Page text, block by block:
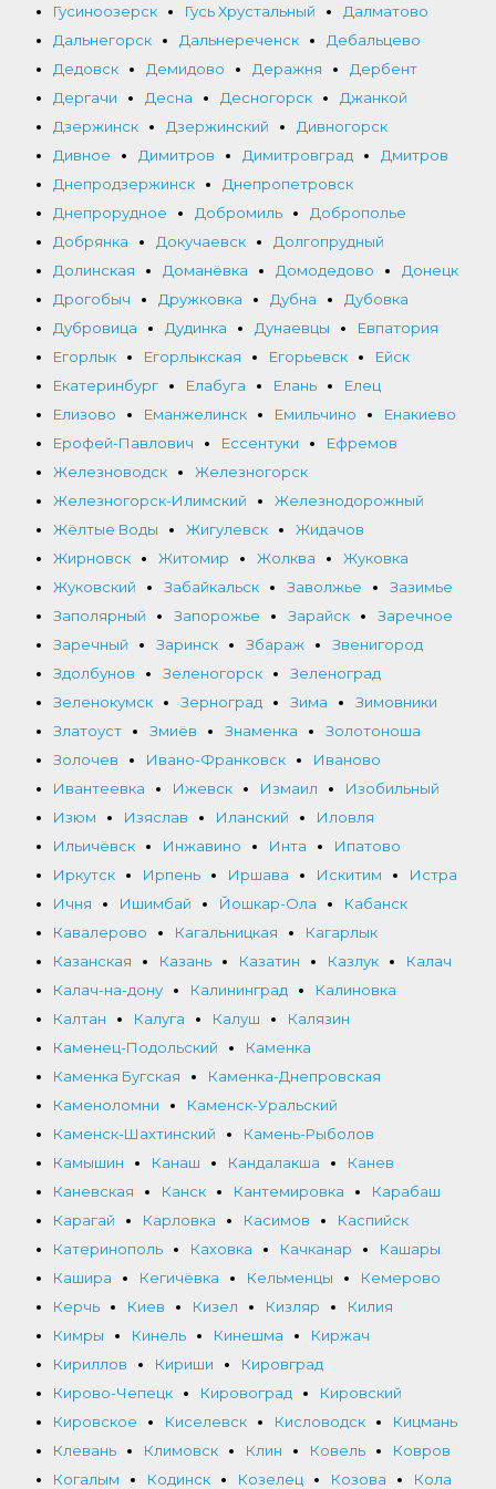
Гусиноозерск
Гусь Хрустальный
Далматово
Дальнегорск
Дальнереченск
Дебальцево
Дедовск
Демидово Деражня
Дербент
Дергачи
Десна Десногорск
Джанкой
Дзержинск
Дзержинский
Дивногорск
Дивное
Димитров Димитровград
Дмитров
Днепродзержинск
Днепропетровск
Днепрорудное
Добромиль
Доброполье
Добрянка
Докучаевск
Долгопрудный
Долинская
Доманёвка Домодедово
Донецк
Дрогобыч
Дружковка Дубна
Дубовка
Дубровица
Дудинка Дунаевцы
Евпатория
Егорлык
Егорлыкская Егорьевск
Ейск
Екатеринбург
Елабуга Елань
Елец
Елизово
Еманжелинск Емильчино
Енакиево
Ерофей-Павлович
Ессентуки
Ефремов
Железноводск
Железногорск
Железногорск-Илимский
Железнодорожный
Жёлтые Воды
Жигулевск
Жидачов
Жирновск
Житомир Жолква
Жуковка
Жуковский
Забайкальск Заволжье
Зазимье
Заполярный
Запорожье Зарайск
Заречное
Заречный
Заринск Збараж
Звенигород
Здолбунов
Зеленогорск
Зеленоград
Зеленокумск
Зерноград Зима
Зимовники
Златоуст
Змиёв Знаменка
Золотоноша
Золочев
Ивано-Франковск
Иваново
Ивантеевка
Ижевск Измаил
Изобильный
Изюм
Изяслав Иланский
Иловля
Ильичёвск
Инжавино Инта
Ипатово
Иркутск
Ирпень Иршава Искитим
Истра
Ичня
Ишимбай Йошкар-Ола
Кабанск
Кавалерово
Кагальницкая
Кагарлык
Казанская
Казань Казатин Казлук
Калач
Калач-на-дону
Калининград
Калиновка
Калтан
Калуга Калуш
Калязин
Каменец-Подольский
Каменка
Каменка Бугская
Каменка-Днепровская
Каменоломни
Каменск-Уральский
Каменск-Шахтинский
Камень-Рыболов
Камышин
Канаш Кандалакша
Канев
Каневская
Канск Кантемировка
Карабаш
Карагай
Карловка Касимов
Каспийск
Катеринополь
Каховка Качканар
Кашары
Кашира
Кегичёвка Кельменцы
Кемерово
Керчь
Киев Кизел Кизляр
Килия
Кимры
Кинель Кинешма
Киржач
Кириллов
Кириши
Кировград
Кирово-Чепецк
Кировоград
Кировский
Кировское
Киселевск Кисловодск
Кицмань
Клевань
Климовск Клин Ковель
Ковров
Когалым
Кодинск Козелец Козова
Кола